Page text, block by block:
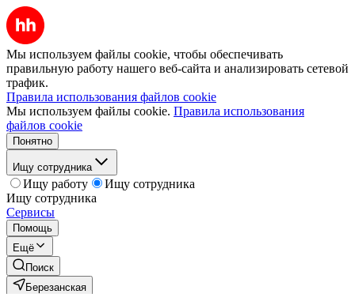
Мы используем файлы cookie, чтобы обеспечивать
правильную работу нашего веб-сайта и анализировать сетевой
трафик.
Правила использования файлов cookie
Мы используем файлы cookie. Правила использования
файлов cookie
Понятно
Ищу сотрудника
Ищу работу
Ищу сотрудника
Ищу сотрудника
Сервисы
Помощь
Ещё
Поиск
Березанская